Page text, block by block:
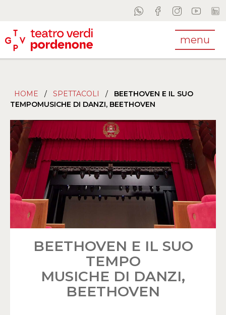
menu
HOME / SPETTACOLI /
BEETHOVEN E IL SUO
TEMPOMUSICHE DI DANZI, BEETHOVEN
BEETHOVEN E IL SUO
TEMPO
MUSICHE DI DANZI,
BEETHOVEN